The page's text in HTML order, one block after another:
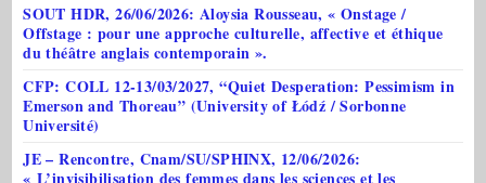
SOUT HDR, 26/06/2026: Aloysia Rousseau, « Onstage /
Offstage : pour une approche culturelle, affective et éthique
du théâtre anglais contemporain ».
CFP: COLL 12-13/03/2027, “Quiet Desperation: Pessimism in
Emerson and Thoreau” (University of Łódź / Sorbonne
Université)
JE – Rencontre, Cnam/SU/SPHINX, 12/06/2026:
« L’invisibilisation des femmes dans les sciences et les